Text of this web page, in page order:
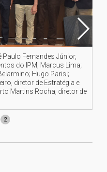
Paulo Fernandes Júnior,
do IPM; Marcus Lima;
Hugo Parisi;
diretor de Estratégia e
Martins Rocha, diretor de
2